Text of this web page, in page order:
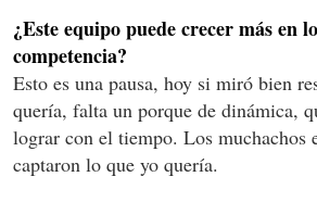
¿Este equipo puede crecer más en
competencia?
Esto es una pausa, hoy si miró bien
quería, falta un porque de dinámica,
lograr con el tiempo. Los muchachos
captaron lo que yo quería.